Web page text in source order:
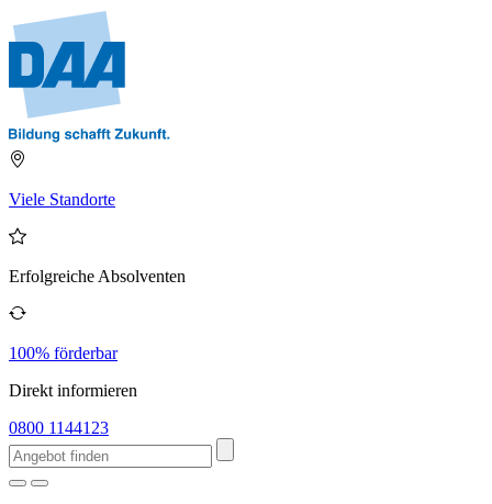
Viele Standorte
Erfolgreiche Absolventen
100% förderbar
Direkt informieren
0800 1144123